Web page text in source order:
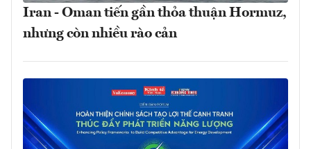
Iran - Oman tiến gần thỏa thuận Hormuz,
nhưng còn nhiều rào cản